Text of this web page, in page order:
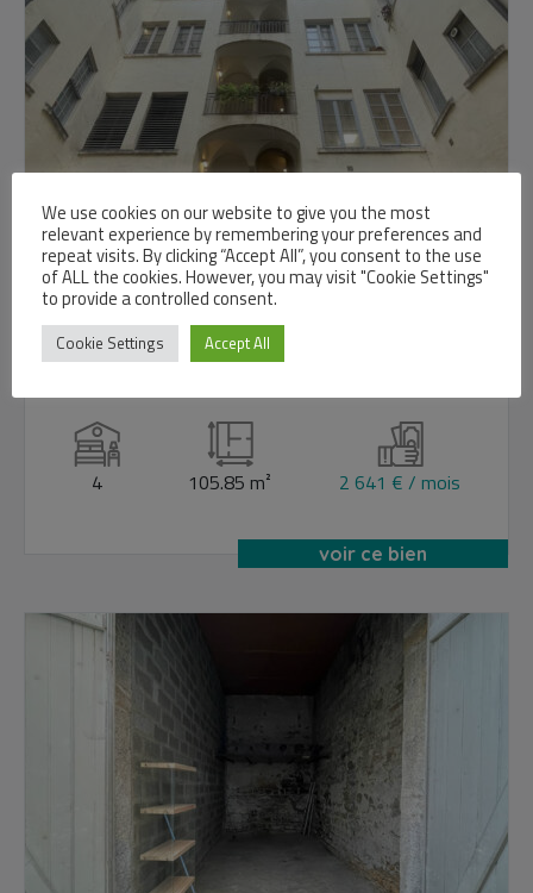
Bureaux de 105.85m² – LYON 01
HOTEL DE VILLE
4 105.85 m² 2 641 € / mois
voir ce bien
We use cookies on our website to give you the most
relevant experience by remembering your preferences and
repeat visits. By clicking “Accept All”, you consent to the use
of ALL the cookies. However, you may visit "Cookie Settings"
to provide a controlled consent.
Cookie Settings Accept All